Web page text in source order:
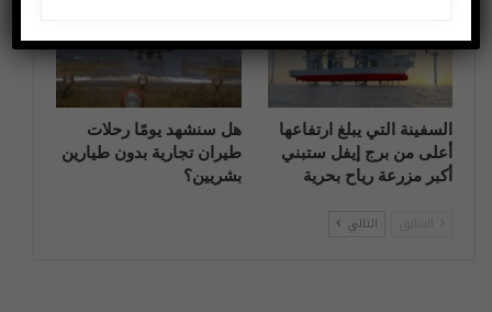
السفينة التي يبلغ ارتفاعها
أعلى من برج إيفل ستبني
أكبر مزرعة رياح بحرية
هل سنشهد يومًا رحلات
طيران تجارية بدون طيارين
بشريين؟
التالي